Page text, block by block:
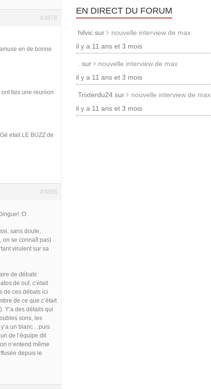
#3878
en de bonne
fais une reunion
etait LE BUZZ de
#3886
:O
sans doute,
on se connaît pas)
virulent sur sa
de débats
de ouf, c’était
de ces débats ici
de ce que c’était
Y’a des détails qui
sons, les
un blanc…puis
de l’équipe dit
n’entend même
depuis le
EN DIRECT DU FORUM
hilvic sur
nouvelle interview de max
il y a 11 ans et 3 mois
. sur
nouvelle interview de max
il y a 11 ans et 3 mois
Trixterdu24 sur
nouvelle interview de max
il y a 11 ans et 3 mois